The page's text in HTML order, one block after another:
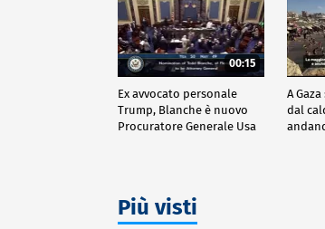
00:15
Ex avvocato personale
Trump, Blanche è nuovo
Procuratore Generale Usa
A
dal
Più visti